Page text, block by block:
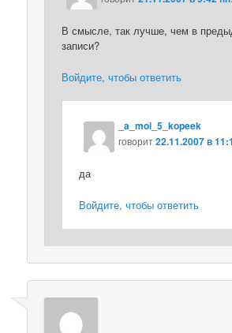
В смысле, так лучше, чем в
записи?
Войдите, чтобы ответить
_a_moi_5_kopeek
говорит 22.11.2007 в
да
Войдите, чтобы ответить